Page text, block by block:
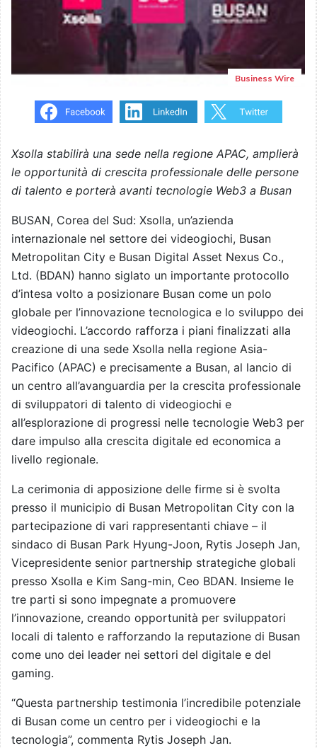
Business Wire
Xsolla stabilirà una sede nella regione APAC, amplierà
le opportunità di crescita professionale delle persone
di talento e porterà avanti tecnologie Web3 a Busan
BUSAN, Corea del Sud: Xsolla, un’azienda
internazionale nel settore dei videogiochi, Busan
Metropolitan City e Busan Digital Asset Nexus Co.,
Ltd. (BDAN) hanno siglato un importante protocollo
d’intesa volto a posizionare Busan come un polo
globale per l’innovazione tecnologica e lo sviluppo dei
videogiochi. L’accordo rafforza i piani finalizzati alla
creazione di una sede Xsolla nella regione Asia-
Pacifico (APAC) e precisamente a Busan, al lancio di
un centro all’avanguardia per la crescita professionale
di sviluppatori di talento di videogiochi e
all’esplorazione di progressi nelle tecnologie Web3 per
dare impulso alla crescita digitale ed economica a
livello regionale.
La cerimonia di apposizione delle firme si è svolta
presso il municipio di Busan Metropolitan City con la
partecipazione di vari rappresentanti chiave – il
sindaco di Busan Park Hyung-Joon, Rytis Joseph Jan,
Vicepresidente senior partnership strategiche globali
presso Xsolla e Kim Sang-min, Ceo BDAN. Insieme le
tre parti si sono impegnate a promuovere
l’innovazione, creando opportunità per sviluppatori
locali di talento e rafforzando la reputazione di Busan
come uno dei leader nei settori del digitale e del
gaming.
“Questa partnership testimonia l’incredibile potenziale
di Busan come un centro per i videogiochi e la
tecnologia”, commenta Rytis Joseph Jan.